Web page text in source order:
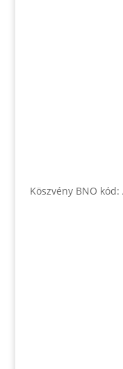
Köszvény BNO